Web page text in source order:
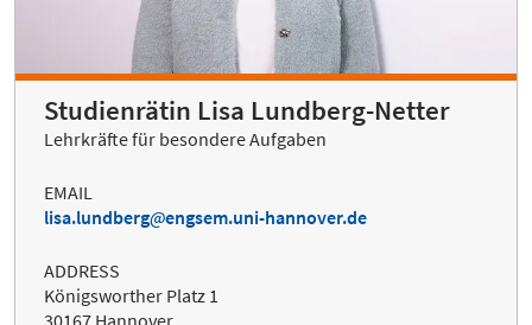
Studienrätin Lisa Lundberg-Netter
Lehrkräfte für besondere Aufgaben
EMAIL
lisa.lundberg
engsem.uni-hannover.de
ADDRESS
Königsworther Platz 1
30167 Hannover